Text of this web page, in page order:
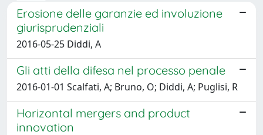
Erosione delle garanzie ed involuzione
giurisprudenziali
2016-05-25 Diddi, A
Gli atti della difesa nel processo penale
2016-01-01 Scalfati, A; Bruno, O; Diddi, A; Puglisi, R
Horizontal mergers and product
innovation